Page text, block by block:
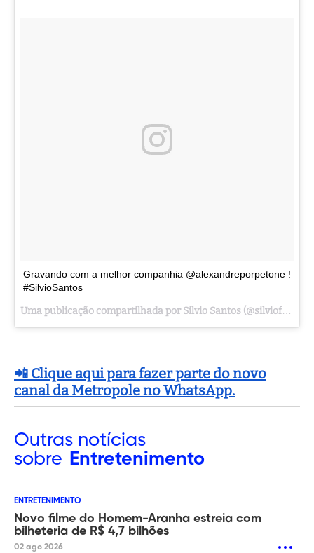
Gravando com a melhor companhia @alexandreporpetone !
#SilvioSantos
Uma publicação compartilhada por Silvio Santos (@silvioficial) em
📲 Clique aqui para fazer parte do novo
canal da Metropole no WhatsApp.
Outras notícias
sobre Entretenimento
ENTRETENIMENTO
Novo filme do Homem-Aranha estreia com
bilheteria de R$ 4,7 bilhões
02 ago 2026